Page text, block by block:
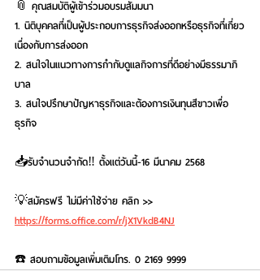
📎 คุณสมบัติผู้เข้าร่วมอบรมสัมมนา
1. นิติบุคคลที่เป็นผู้ประกอบการธุรกิจส่งออกหรือธุรกิจที่เกี่ยว
เนื่องกับการส่งออก
2. สนใจในแนวทางการกำกับดูแลกิจการที่ดีอย่างมีธรรมาภิ
บาล
3. สนใจปรึกษาปัญหาธุรกิจและต้องการเงินทุนสีขาวเพื่อ
ธุรกิจ
📥รับจำนวนจำกัด‼️ ตั้งแต่วันนี้-16 มีนาคม 2568
💡สมัครฟรี ไม่มีค่าใช้จ่าย คลิก >>
https://forms.office.com/r/jX1VkdB4NJ
☎️ สอบถามข้อมูลเพิ่มเติมโทร. 0 2169 9999